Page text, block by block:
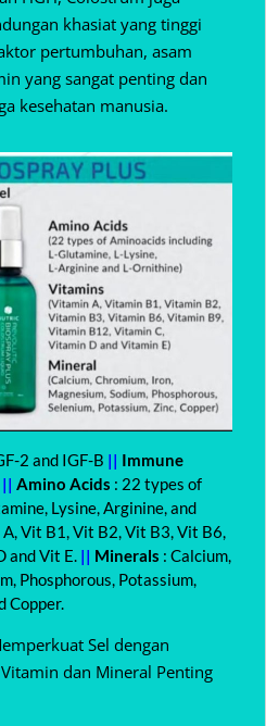
khasiat yang tinggi
pertumbuhan, asam
yang sangat penting dan
kesehatan manusia.
2 and IGF-B || Immune
|| Amino Acids : 22 types of
Lysine, Arginine, and
A, Vit B1, Vit B2, Vit B3, Vit B6,
and Vit E. || Minerals : Calcium,
Phosphorous, Potassium,
Copper.
Sel dengan
dan Mineral Penting